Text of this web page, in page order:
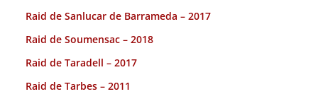
Raid de Sanlucar de Barrameda – 2017
Raid de Soumensac – 2018
Raid de Taradell – 2017
Raid de Tarbes – 2011